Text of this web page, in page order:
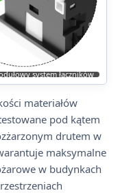
system łączników
bezpieczeństwa
materiałów
pod kątem
drutem w
maksymalne
w budynkach